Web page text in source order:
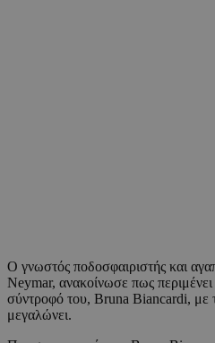
Ο γνωστός ποδοσφαιριστής και
Neymar, ανακοίνωσε πως περιμένει
σύντροφό του, Bruna Biancardi, με
μεγαλώνει.